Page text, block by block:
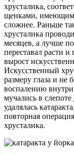
хрусталика,
щенками,
сложнее. Раньше
хрусталика
месяцев, а лучше
переставал расти
вырост
Искусственный
размеру глаза и не
воспалению
мучались в
удалялась
повторная
хрусталика.